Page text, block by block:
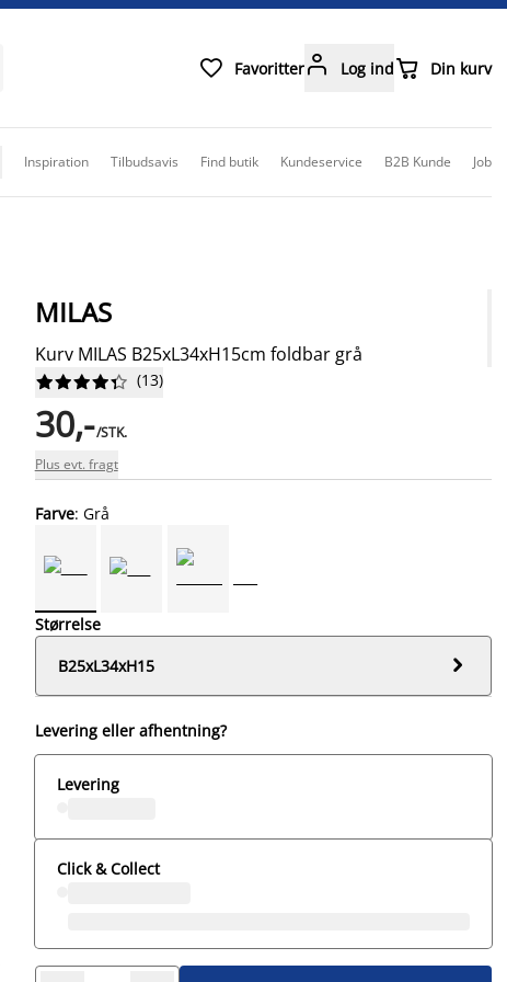
 Favoritter Log ind Din kurv
Inspiration Tilbudsavis Find butik Kundeservice B2B Kunde Job
MILAS
Kurv MILAS B25xL34xH15cm foldbar grå





 (13)
30,-/STK.
Plus evt. fragt
Farve: Grå
Størrelse
B25xL34xH15

Levering eller afhentning?
Levering
Click & Collect